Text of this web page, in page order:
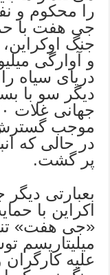
را محکوم و
جی هفت با
جنگ
و آوارگی
دریای سیاه
دیگر سو با
موجب
در حالی که
پر گشت.
بعبارتی
اکراین با
«جی هفت»
میلیتاریسم
علیه